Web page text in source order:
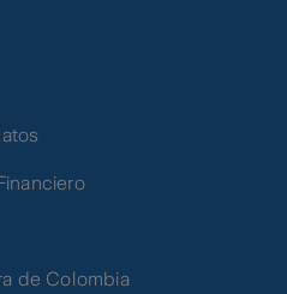
de Colombia